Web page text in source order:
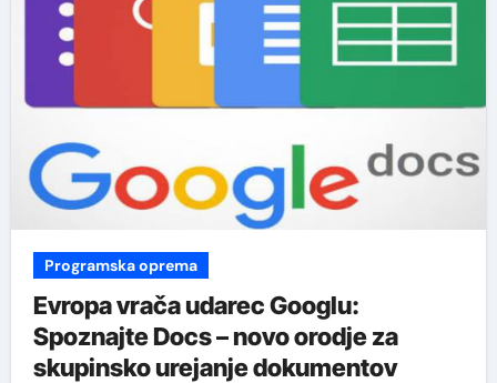
Programska oprema
Evropa vrača udarec Googlu:
Spoznajte Docs – novo orodje za
skupinsko urejanje dokumentov